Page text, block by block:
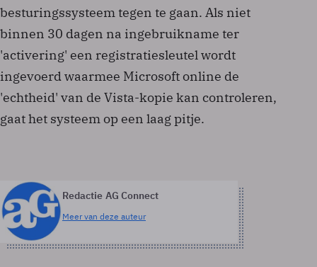
besturingssysteem tegen te gaan. Als niet
binnen 30 dagen na ingebruikname ter
'activering' een registratiesleutel wordt
ingevoerd waarmee Microsoft online de
'echtheid' van de Vista-kopie kan controleren,
gaat het systeem op een laag pitje.
Redactie AG Connect
Meer van deze auteur